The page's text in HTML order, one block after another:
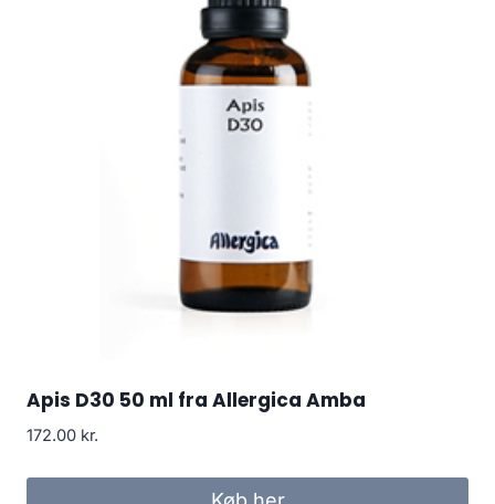
Apis D30 50 ml fra Allergica Amba
172.00 kr.